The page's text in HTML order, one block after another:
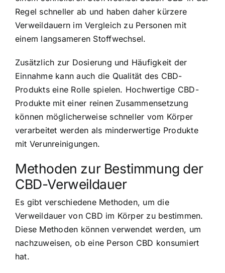
Regel schneller ab und haben daher kürzere
Verweildauern im Vergleich zu Personen mit
einem langsameren Stoffwechsel.
Zusätzlich zur Dosierung und Häufigkeit der
Einnahme kann auch die Qualität des CBD-
Produkts eine Rolle spielen. Hochwertige CBD-
Produkte mit einer reinen Zusammensetzung
können möglicherweise schneller vom Körper
verarbeitet werden als minderwertige Produkte
mit Verunreinigungen.
Methoden zur Bestimmung der
CBD-Verweildauer
Es gibt verschiedene Methoden, um die
Verweildauer von CBD im Körper zu bestimmen.
Diese Methoden können verwendet werden, um
nachzuweisen, ob eine Person CBD konsumiert
hat.